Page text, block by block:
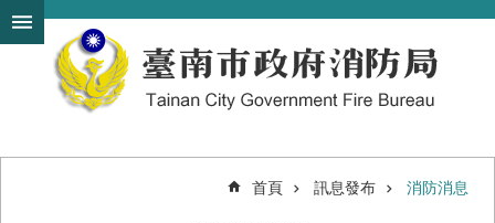
跳到主要內容區塊
搜
尋
進
首頁 訊息發布 消防消息